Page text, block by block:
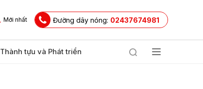
Mới nhất Đường dây nóng: 02437674981
Thành tựu và Phát triển